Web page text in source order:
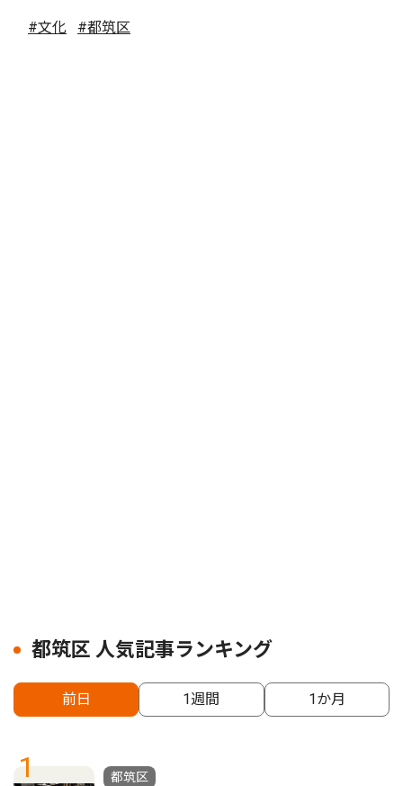
#文化 #都筑区
都筑区 人気記事ランキング
前日 1週間 1か月
1
都筑区